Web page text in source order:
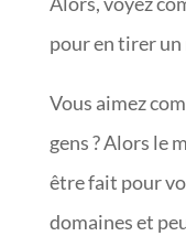
pour en tirer un
Vous aimez
gens ? Alors le
être fait pour
domaines et